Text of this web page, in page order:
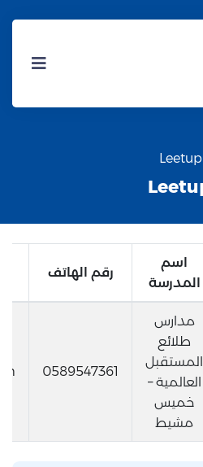
اسم
المدرسة
رقم الهاتف
مدارس
طلائع
المستقبل
العالمية –
خميس
مشيط
0589547361